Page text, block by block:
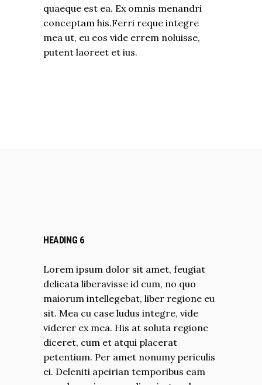
quaeque est ea. Ex omnis menandri
conceptam his.Ferri reque integre
mea ut, eu eos vide errem noluisse,
putent laoreet et ius.
HEADING 6
Lorem ipsum dolor sit amet, feugiat
delicata liberavisse id cum, no quo
maiorum intellegebat, liber regione eu
sit. Mea cu case ludus integre, vide
viderer ex mea. His at soluta regione
diceret, cum et atqui placerat
petentium. Per amet nonumy periculis
ei. Deleniti apeirian temporibus eam